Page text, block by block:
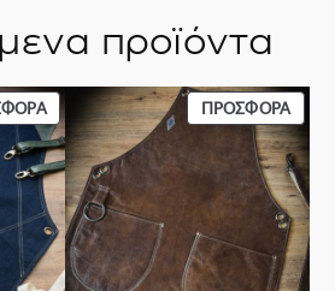
προϊόντα
ΠΡΟΪΌΝ
ΣΕ
ΠΡΟΣΦΟΡΆ
ΠΡΟΣΦΟΡΆ
ΣΕ